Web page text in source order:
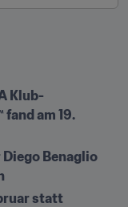
Klub-
am 19.
Benaglio
statt